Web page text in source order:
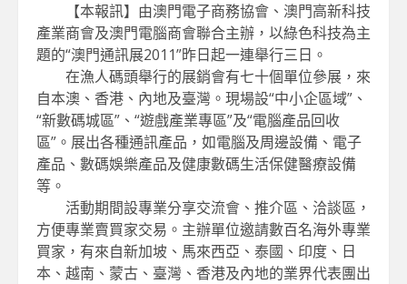
【本報訊】由澳門電子商務協會、澳門高新科技
產業商會及澳門電腦商會聯合主辦，以綠色科技為主
題的“澳門通訊展2011”昨日起一連舉行三日。
在漁人碼頭舉行的展銷會有七十個單位參展，來
自本澳、香港、內地及臺灣。現場設“中小企區域”、
“新數碼城區”、“遊戲產業專區”及“電腦產品回收
區”。展出各種通訊產品，如電腦及周邊設備、電子
產品、數碼娛樂產品及健康數碼生活保健醫療設備
等。
活動期間設專業分享交流會、推介區、洽談區，
方便專業賣買家交易。主辦單位邀請數百名海外專業
買家，有來自新加坡、馬來西亞、泰國、印度、日
本、越南、蒙古、臺灣、香港及內地的業界代表團出